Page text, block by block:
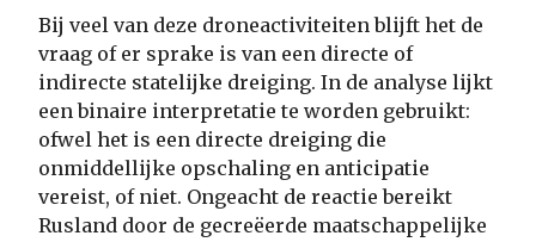
Bij veel van deze droneactiviteiten blijft het de
vraag of er sprake is van een directe of
indirecte statelijke dreiging. In de analyse lijkt
een binaire interpretatie te worden gebruikt:
ofwel het is een directe dreiging die
onmiddellijke opschaling en anticipatie
vereist, of niet. Ongeacht de reactie bereikt
Rusland door de gecreëerde maatschappelijke